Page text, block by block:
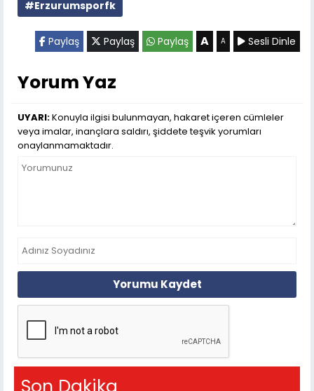
#Erzurumsporfk
Paylaş Paylaş Paylaş A A Sesli Dinle
Yorum Yaz
UYARI:Konuyla ilgisi bulunmayan, hakaret içeren cümleler
veya imalar, inançlara saldırı, şiddete teşvik yorumları
onaylanmamaktadır.
Yorumu Kaydet